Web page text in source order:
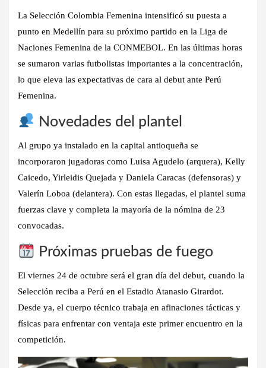
La Selección Colombia Femenina intensificó su puesta a
punto en Medellín para su próximo partido en la Liga de
Naciones Femenina de la CONMEBOL. En las últimas horas
se sumaron varias futbolistas importantes a la concentración,
lo que eleva las expectativas de cara al debut ante Perú
Femenina.
Novedades del plantel
Al grupo ya instalado en la capital antioqueña se
incorporaron jugadoras como Luisa Agudelo (arquera), Kelly
Caicedo, Yirleidis Quejada y Daniela Caracas (defensoras) y
Valerín Loboa (delantera). Con estas llegadas, el plantel suma
fuerzas clave y completa la mayoría de la nómina de 23
convocadas.
Próximas pruebas de fuego
El viernes 24 de octubre será el gran día del debut, cuando la
Selección reciba a Perú en el Estadio Atanasio Girardot.
Desde ya, el cuerpo técnico trabaja en afinaciones tácticas y
físicas para enfrentar con ventaja este primer encuentro en la
competición.